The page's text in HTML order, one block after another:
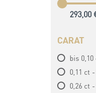
293,00
CARAT
bis 0,10
0,11 ct
0,26 ct